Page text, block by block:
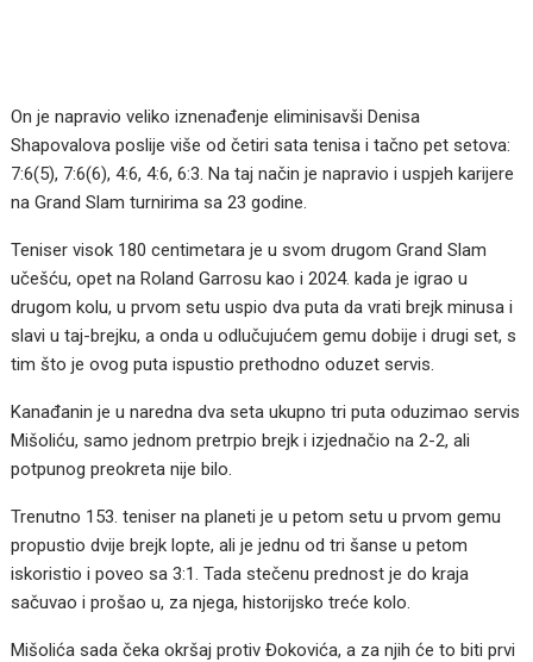
On je napravio veliko iznenađenje eliminisavši Denisa
Shapovalova poslije više od četiri sata tenisa i tačno pet setova:
7:6(5), 7:6(6), 4:6, 4:6, 6:3. Na taj način je napravio i uspjeh karijere
na Grand Slam turnirima sa 23 godine.
Teniser visok 180 centimetara je u svom drugom Grand Slam
učešću, opet na Roland Garrosu kao i 2024. kada je igrao u
drugom kolu, u prvom setu uspio dva puta da vrati brejk minusa i
slavi u taj-brejku, a onda u odlučujućem gemu dobije i drugi set, s
tim što je ovog puta ispustio prethodno oduzet servis.
Kanađanin je u naredna dva seta ukupno tri puta oduzimao servis
Mišoliću, samo jednom pretrpio brejk i izjednačio na 2-2, ali
potpunog preokreta nije bilo.
Trenutno 153. teniser na planeti je u petom setu u prvom gemu
propustio dvije brejk lopte, ali je jednu od tri šanse u petom
iskoristio i poveo sa 3:1. Tada stečenu prednost je do kraja
sačuvao i prošao u, za njega, historijsko treće kolo.
Mišolića sada čeka okršaj protiv Đokovića, a za njih će to biti prvi